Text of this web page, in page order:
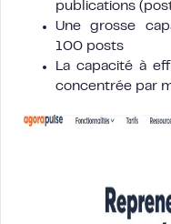
publications
Une grosse
100 posts
La capacité à
concentrée par